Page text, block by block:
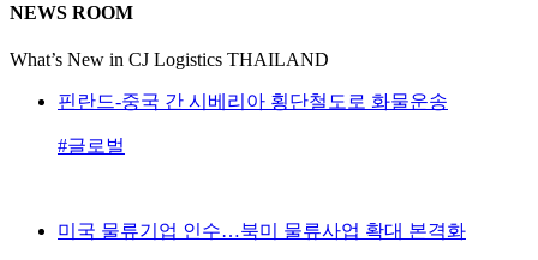
NEWS ROOM
What’s New in CJ Logistics THAILAND
핀란드-중국 간 시베리아 횡단철도로 화물운송
#글로벌
미국 물류기업 인수…북미 물류사업 확대 본격화